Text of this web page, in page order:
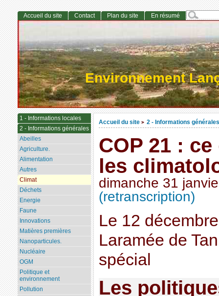
Environnement
Accueil du site > 2 - Informations générales
COP 21 :
les
dimanche 31
(retranscription)
Le 12
Laramée de
spécial
Les
Accueil du site Contact Plan du site En résumé
1 - Informations locales
2 - Informations générales
Abeilles
Agriculture.
Alimentation
Autres
Climat
Déchets
Energie
Faune
Innovations
Matières premières
Nanoparticules.
Nucléaire
OGM
Politique et
environnement
Pollution